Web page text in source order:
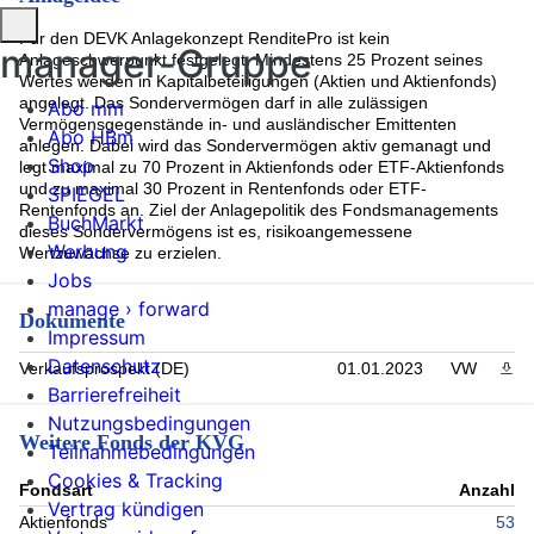
Für den DEVK Anlagekonzept RenditePro ist kein
Anlageschwerpunkt festgelegt. Mindestens 25 Prozent seines
Wertes werden in Kapitalbeteiligungen (Aktien und Aktienfonds)
angelegt. Das Sondervermögen darf in alle zulässigen
Vermögensgegenstände in- und ausländischer Emittenten
anlegen. Dabei wird das Sondervermögen aktiv gemanagt und
legt maximal zu 70 Prozent in Aktienfonds oder ETF-Aktienfonds
und zu maximal 30 Prozent in Rentenfonds oder ETF-
Rentenfonds an. Ziel der Anlagepolitik des Fondsmanagements
dieses Sondervermögens ist es, risikoangemessene
Wertzuwächse zu erzielen.
Dokumente
Verkaufsprospekt (DE) 01.01.2023 VW
Weitere Fonds der KVG
Fondsart
Anzahl
Aktienfonds
53
manager-Gruppe
Abo mm
Abo HBm
Shop
SPIEGEL
BuchMarkt
Werbung
Jobs
manage › forward
Impressum
Datenschutz
Barrierefreiheit
Nutzungsbedingungen
Teilnahmebedingungen
Cookies & Tracking
Vertrag kündigen